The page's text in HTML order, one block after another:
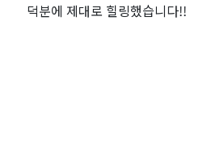
지덕분에 제대로 힐링했습니다!!